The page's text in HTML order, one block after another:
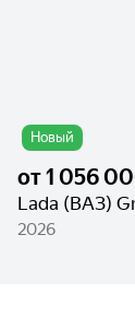
Новый
от1 056
Lada (ВАЗ)
2026